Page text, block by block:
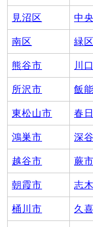
見沼区 中
南区 緑区
熊谷市 川
所沢市 飯
東松山市 春
鴻巣市 深
越谷市 蕨市
朝霞市 志
桶川市 久